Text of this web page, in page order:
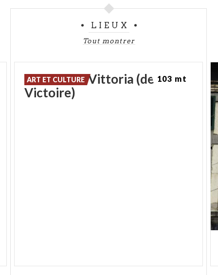
LIEUX
Tout montrer
Place della Vittoria (de la
Victoire)
ART ET CULTURE 103 mt